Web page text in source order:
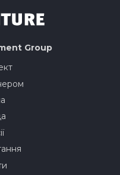
Group